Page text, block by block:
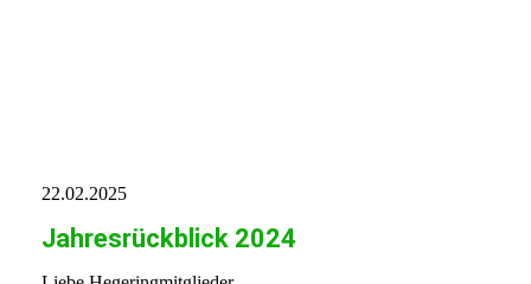
22.02.2025
Jahresrückblick 2024